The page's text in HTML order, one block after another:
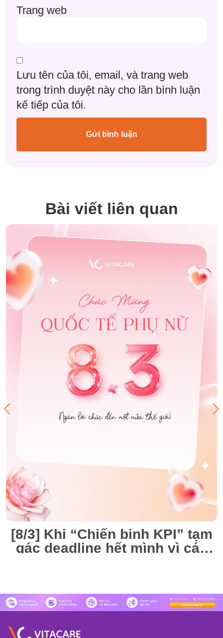
Trang web
Lưu tên của tôi, email, và trang web
trong trình duyệt này cho lần bình luận
kế tiếp của tôi.
Bài viết liên quan
[8/3] Khi “Chiến binh KPI” tạm
gác deadline hết mình vì các